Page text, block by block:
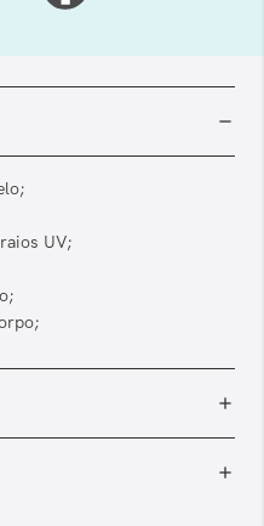
UV;